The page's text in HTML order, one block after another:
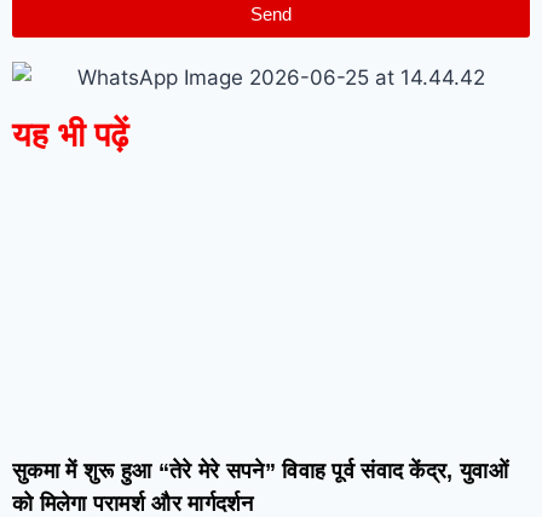
Send
यह भी पढ़ें
सुकमा में शुरू हुआ “तेरे मेरे सपने” विवाह पूर्व संवाद केंद्र, युवाओं
को मिलेगा परामर्श और मार्गदर्शन